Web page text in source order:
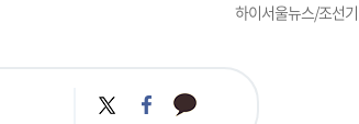
하이서울뉴스/조선기
트
위
페
이
카
카